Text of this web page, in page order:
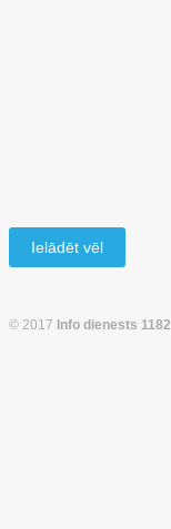
Ielādēt vēl
© 2017 Info dienests 1182